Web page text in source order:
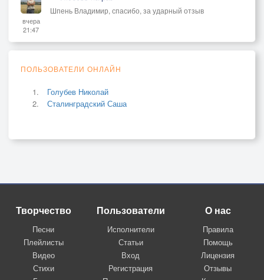
вчера
21:47
Шпень Владимир, спасибо, за ударный отзыв
ПОЛЬЗОВАТЕЛИ ОНЛАЙН
Голубев Николай
Сталинградский Саша
Творчество
Песни
Плейлисты
Видео
Стихи
Пользователи
Исполнители
Статьи
Вход
Регистрация
О нас
Правила
Помощь
Лицензия
Отзывы